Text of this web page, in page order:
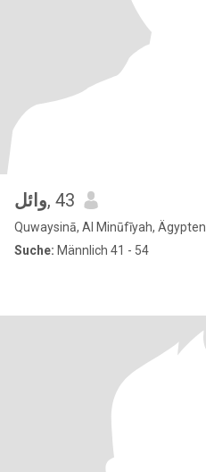
وائل, 43
Quwaysinā, Al Minūfīyah, Ägypten
Suche: Männlich 41 - 54